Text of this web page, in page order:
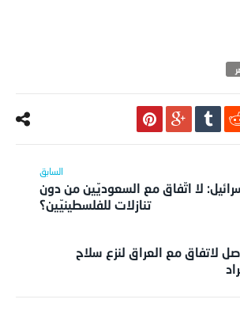
لا اتّفاق مع السعوديّين من دون
تنازلات للفلسطينيّين؟
لاتفاق مع العراق لنزع سلاح